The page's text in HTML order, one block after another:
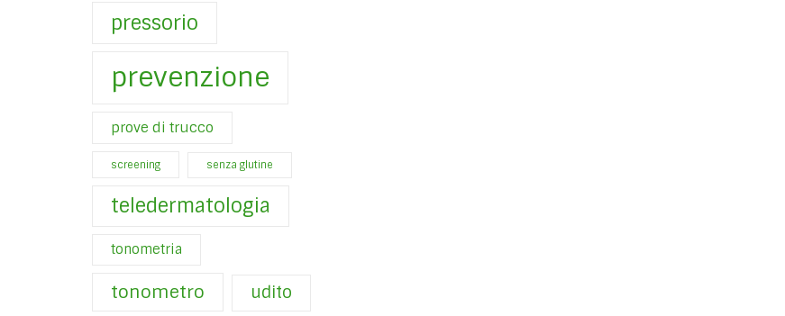
pressorio
prevenzione
prove di trucco
screening senza glutine
teledermatologia
tonometria
tonometro udito